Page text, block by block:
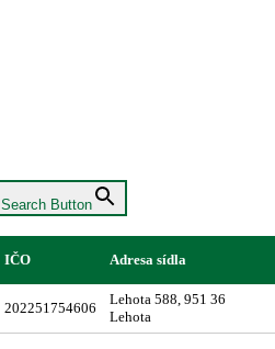
Search Button
IČO Adresa sídla
202251754606
Lehota 588, 951 36
Lehota